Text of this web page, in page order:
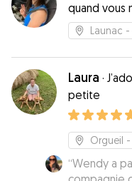
quand vous
Launac -
Laura ·
petite
Orgueil
“Wendy a